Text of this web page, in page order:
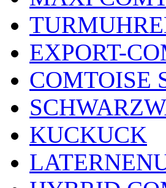
EXPORT-
COMTOISE
KUCKUCK